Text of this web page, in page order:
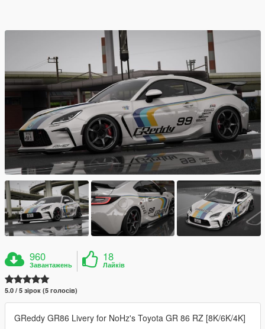
960
Завантажень
18
Лайків
5.0 / 5 зірок (5 голосів)
GReddy GR86 Livery for NoHz's Toyota GR 86 RZ [8K/6K/4K]